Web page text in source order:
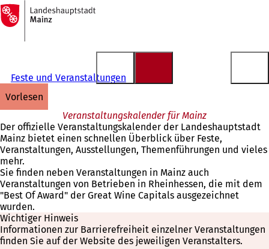
Inhalt anspringen
Zur
Startseite
Feste und Veranstaltungen
vorlesen
Veranstaltungskalender für Mainz
Der offizielle Veranstaltungskalender der Landeshauptstadt
Mainz bietet einen schnellen Überblick über Feste,
Veranstaltungen, Ausstellungen, Themenführungen und vieles
mehr.
Sie finden neben Veranstaltungen in Mainz auch
Veranstaltungen von Betrieben in Rheinhessen, die mit dem
"Best Of Award" der Great Wine Capitals ausgezeichnet
wurden.
Wichtiger Hinweis
Informationen zur Barrierefreiheit einzelner Veranstaltungen
finden Sie auf der Website des jeweiligen Veranstalters.